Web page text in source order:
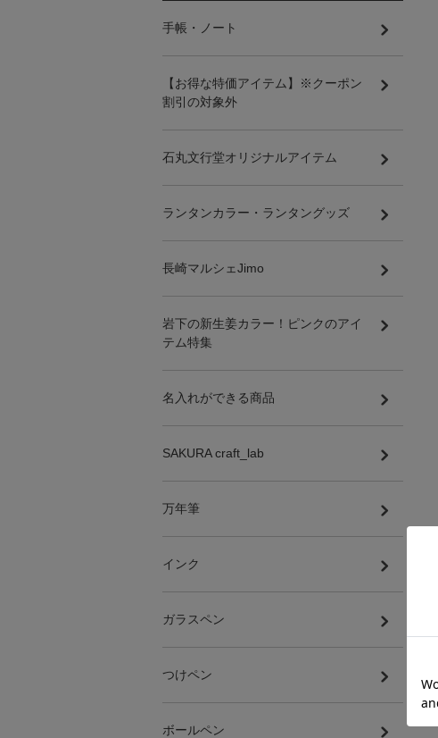
手帳・ノート
【お得な特価アイテム】※クーポン
割引の対象外
石丸文行堂オリジナルアイテム
ランタンカラー・ランタングッズ
長崎マルシェJimo
岩下の新生姜カラー！ピンクのアイ
テム特集
名入れができる商品
SAKURA craft_lab
万年筆
インク
ガラスペン
つけペン
ボールペン